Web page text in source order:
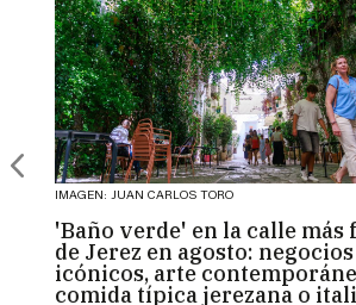
IMAGEN: JUAN CARLOS TORO
'Baño verde' en la calle más
de Jerez en agosto: negocios
icónicos, arte
comida típica jerezana o